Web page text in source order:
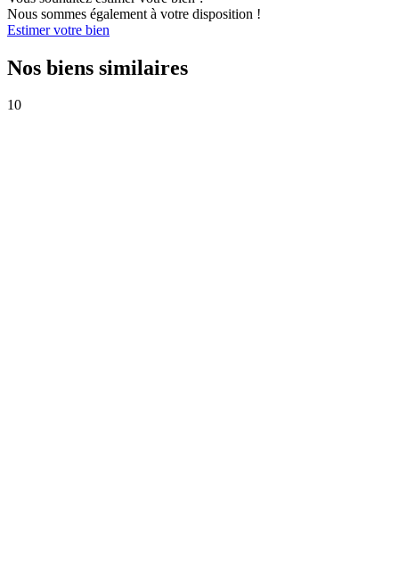
Nous sommes également à votre disposition !
Estimer votre bien
Nos biens similaires
10